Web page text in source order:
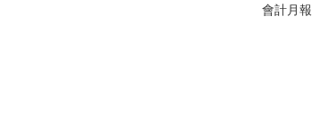
會計月報